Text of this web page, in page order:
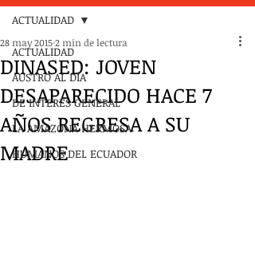
ACTUALIDAD
AUSTRO AL DÍA
DE INTERÉS GENERAL
LA AMAZONA HERMOSA
HUMANOS DEL ECUADOR
ACTUALIDAD
DINASED: JOVEN
DESAPARECIDO HACE 7
AÑOS REGRESA A SU
MADRE
28 may 20152 min de lectura